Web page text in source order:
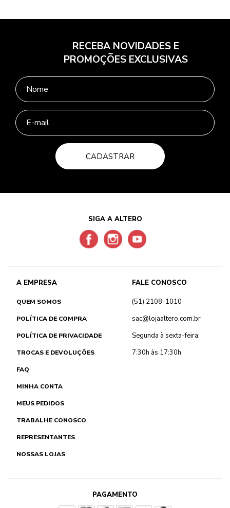
RECEBA NOVIDADES E
PROMOÇÕES EXCLUSIVAS
CADASTRAR
SIGA A ALTERO
A EMPRESA
QUEM SOMOS
POLÍTICA DE COMPRA
POLÍTICA DE PRIVACIDADE
TROCAS E DEVOLUÇÕES
FAQ
MINHA CONTA
MEUS PEDIDOS
TRABALHE CONOSCO
REPRESENTANTES
NOSSAS LOJAS
FALE CONOSCO
(51) 2108-1010
sac@lojaaltero.com.br
Segunda à sexta-feira:
7:30h às 17:30h
PAGAMENTO